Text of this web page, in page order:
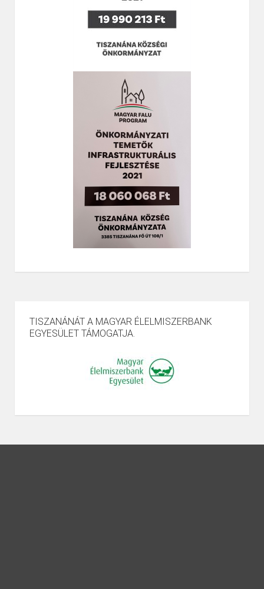
TISZANÁNÁT A MAGYAR ÉLELMISZERBANK
EGYESÜLET TÁMOGATJA.